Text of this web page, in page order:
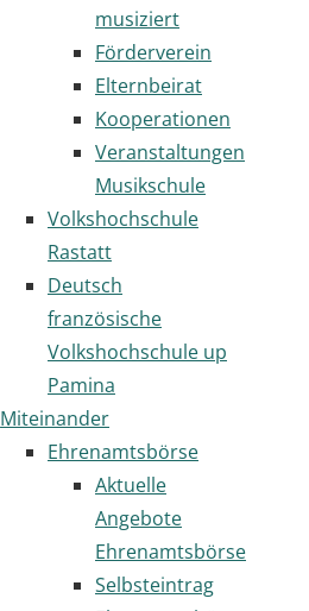
musiziert
Förderverein
Elternbeirat
Kooperationen
Veranstaltungen
Musikschule
Volkshochschule
Rastatt
Deutsch
französische
Volkshochschule up
Pamina
Miteinander
Ehrenamtsbörse
Aktuelle
Angebote
Ehrenamtsbörse
Selbsteintrag